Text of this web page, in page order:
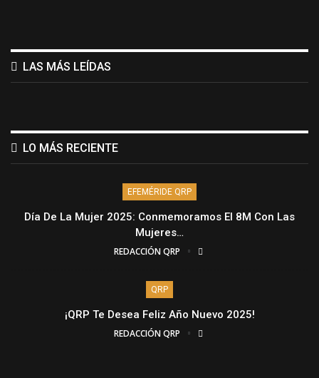
LAS MÁS LEÍDAS
LO MÁS RECIENTE
EFEMÉRIDE QRP
Día De La Mujer 2025: Conmemoramos El 8M Con Las
Mujeres…
REDACCIÓN QRP
QRP
¡QRP Te Desea Feliz Año Nuevo 2025!
REDACCIÓN QRP